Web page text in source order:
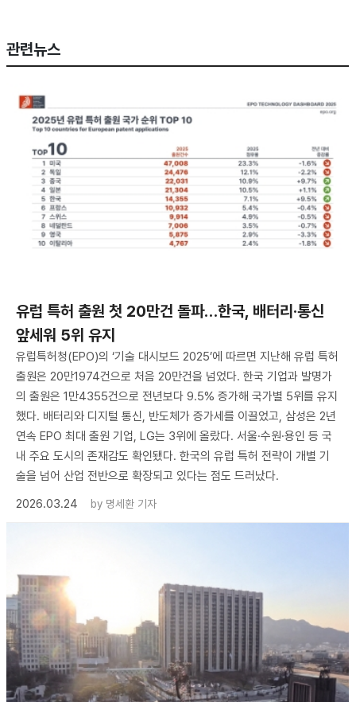
관련뉴스
유럽 특허 출원 첫 20만건 돌파…한국, 배터리·통신
앞세워 5위 유지
유럽특허청(EPO)의 ‘기술 대시보드 2025’에 따르면 지난해 유럽 특허
출원은 20만1974건으로 처음 20만건을 넘었다. 한국 기업과 발명가
의 출원은 1만4355건으로 전년보다 9.5% 증가해 국가별 5위를 유지
했다. 배터리와 디지털 통신, 반도체가 증가세를 이끌었고, 삼성은 2년
연속 EPO 최대 출원 기업, LG는 3위에 올랐다. 서울·수원·용인 등 국
내 주요 도시의 존재감도 확인됐다. 한국의 유럽 특허 전략이 개별 기
술을 넘어 산업 전반으로 확장되고 있다는 점도 드러났다.
2026.03.24
by 명세환 기자